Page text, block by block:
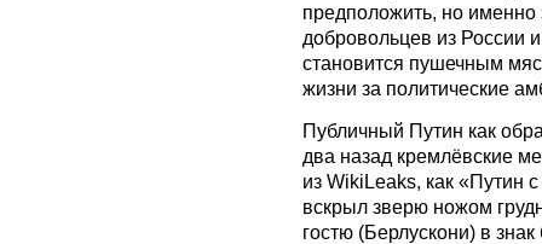
предположить, но именно
добровольцев из России
становится пушечным
жизни за политические
Публичный Путин как
два назад кремлёвские
из WikiLeaks, как «Путин
вскрыл зверю ножом
гостю (Берлускони) в